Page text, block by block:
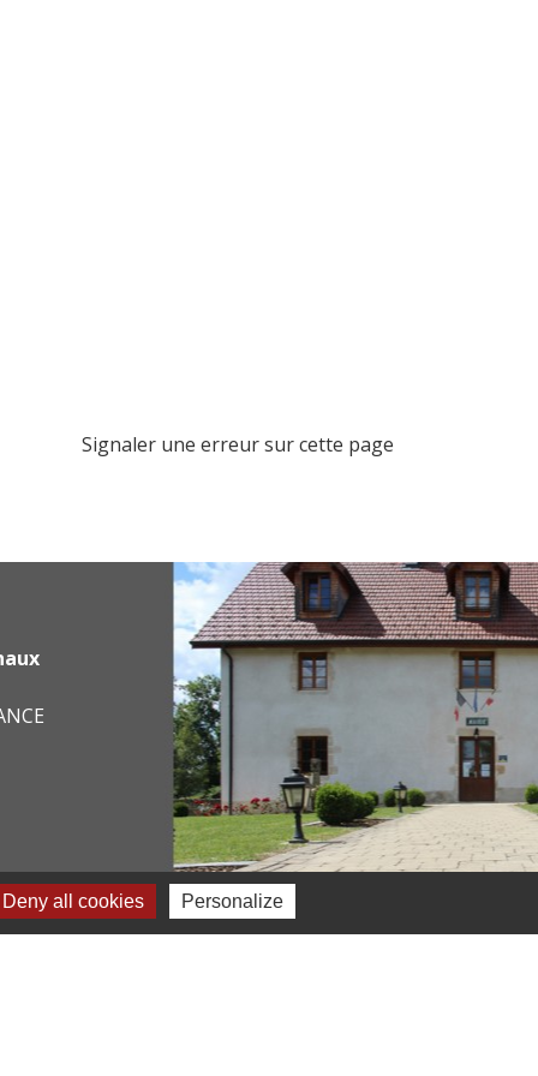
Signaler une erreur sur cette page
Deny all cookies Personalize